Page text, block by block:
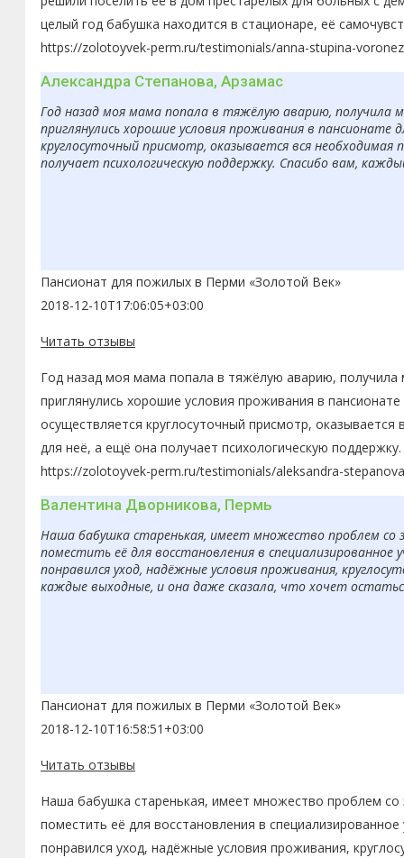
целый год бабушка находится в стационаре, её
https://zolotoyvek-perm.ru/testimonials/anna-stupina-
Александра Степанова, Арзамас
Год назад моя мама попала в тяжёлую аварию, получила
приглянулись хорошие условия проживания в
круглосуточный присмотр, оказывается вся
получает психологическую поддержку. Спасибо вам,
Пансионат для пожилых в Перми «Золотой Век»
2018-12-10T17:06:05+03:00
Читать отзывы
Год назад моя мама попала в тяжёлую аварию,
приглянулись хорошие условия проживания в
осуществляется круглосуточный присмотр,
для неё, а ещё она получает психологическую
https://zolotoyvek-perm.ru/testimonials/aleksandra-
Валентина Дворникова, Пермь
Наша бабушка старенькая, имеет множество проблем со
поместить её для восстановления в
понравился уход, надёжные условия проживания,
каждые выходные, и она даже сказала, что хочет
Пансионат для пожилых в Перми «Золотой Век»
2018-12-10T16:58:51+03:00
Читать отзывы
Наша бабушка старенькая, имеет множество проблем
поместить её для восстановления в
понравился уход, надёжные условия проживания,